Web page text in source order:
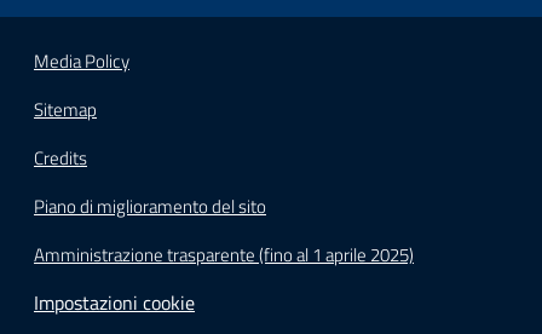
Media Policy
Sitemap
Credits
Piano di miglioramento del sito
Amministrazione trasparente (fino al 1 aprile 2025)
Impostazioni cookie